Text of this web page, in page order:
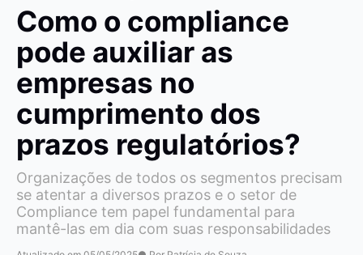
Como o compliance
pode auxiliar as
empresas no
cumprimento dos
prazos regulatórios?
Organizações de todos os segmentos precisam
se atentar a diversos prazos e o setor de
Compliance tem papel fundamental para
mantê-las em dia com suas responsabilidades